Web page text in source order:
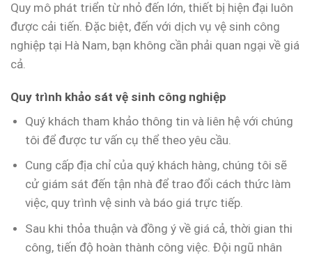
Quy mô phát triển từ nhỏ đến lớn, thiết bị hiện đại luôn
được cải tiến. Đặc biệt, đến với dịch vụ vệ sinh công
nghiệp tại Hà Nam, bạn không cần phải quan ngại về giá
cả.
Quy trình khảo sát vệ sinh công nghiệp
Quý khách tham khảo thông tin và liên hệ với chúng
tôi để được tư vấn cụ thể theo yêu cầu.
Cung cấp địa chỉ của quý khách hàng, chúng tôi sẽ
cử giám sát đến tận nhà để trao đổi cách thức làm
việc, quy trình vệ sinh và báo giá trực tiếp.
Sau khi thỏa thuận và đồng ý về giá cả, thời gian thi
công, tiến độ hoàn thành công việc. Đội ngũ nhân